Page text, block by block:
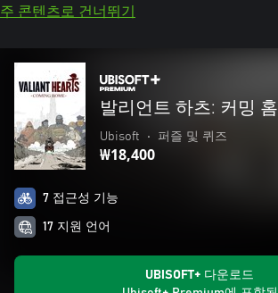
주 콘텐츠로 건너뛰기
발리언트 하츠: 커밍 홈
Ubisoft • 퍼즐 및 퀴즈
₩18,400
7 접근성 기능
17 지원 언어
UBISOFT+ 다운로드